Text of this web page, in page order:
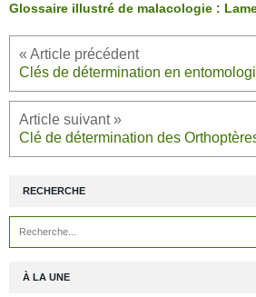
Glossaire illustré de malacologie :
Clés de détermination en
Clé de détermination des
RECHERCHE
À LA UNE